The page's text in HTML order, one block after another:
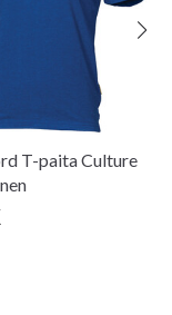
T-paita Culture